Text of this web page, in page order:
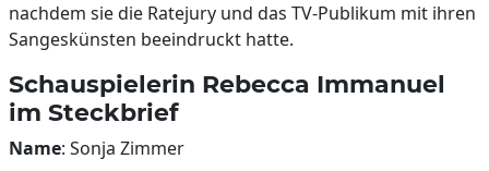
nachdem sie die Ratejury und das TV-Publikum mit ihren
Sangeskünsten beeindruckt hatte.
Schauspielerin Rebecca Immanuel
im Steckbrief
Name: Sonja Zimmer